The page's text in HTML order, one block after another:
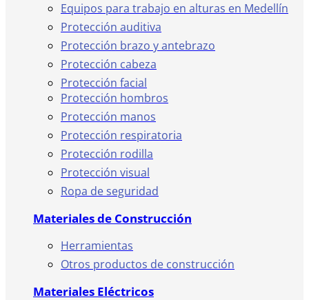
Equipos para trabajo en alturas en Medellín
Protección auditiva
Protección brazo y antebrazo
Protección cabeza
Protección facial
Protección hombros
Protección manos
Protección respiratoria
Protección rodilla
Protección visual
Ropa de seguridad
Materiales de Construcción
Herramientas
Otros productos de construcción
Materiales Eléctricos